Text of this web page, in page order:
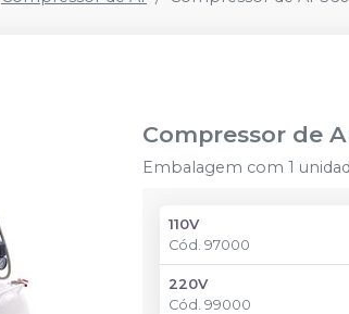
Compressor de
Embalagem com 1
110V
Cód.97000
220V
Cód.99000